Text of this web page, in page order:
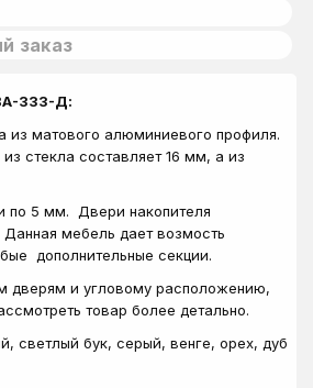
заказ
333-Д:
из матового алюминиевого профиля.
стекла составляет 16 мм, а из
по 5 мм. Двери накопителя
мебель дает возмость
дополнительные секции.
дверям и угловому расположению,
товар более детально.
светлый бук, серый, венге, орех, дуб